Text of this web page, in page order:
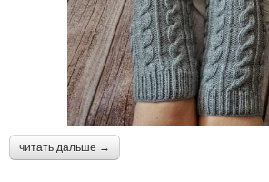
читать дальше →